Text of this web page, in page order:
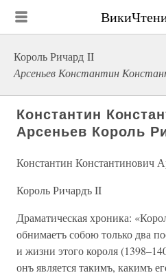
Король Ричард II
Арсеньев Константин
Константин
Арсеньев Король
Константин Константинович
Король Ричардъ II
Драматическая хроника:
обнимаетъ собою только два
и жизни этого короля
онъ является такимъ, какимъ